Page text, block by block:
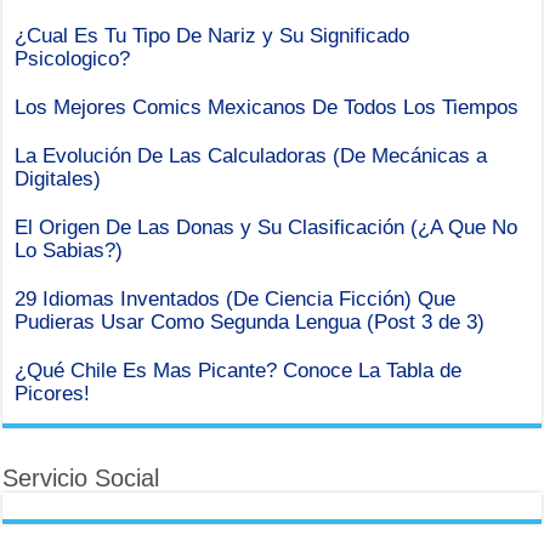
¿Cual Es Tu Tipo De Nariz y Su Significado
Psicologico?
Los Mejores Comics Mexicanos De Todos Los Tiempos
La Evolución De Las Calculadoras (De Mecánicas a
Digitales)
El Origen De Las Donas y Su Clasificación (¿A Que No
Lo Sabias?)
29 Idiomas Inventados (De Ciencia Ficción) Que
Pudieras Usar Como Segunda Lengua (Post 3 de 3)
¿Qué Chile Es Mas Picante? Conoce La Tabla de
Picores!
Servicio Social